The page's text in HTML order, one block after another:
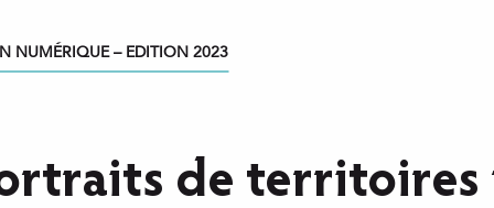
NUMÉRIQUE – EDITION 2023